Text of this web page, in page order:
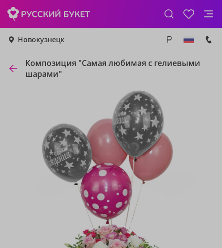
Новокузнецк
Композиция "Самая любимая с гелиевыми
шарами"